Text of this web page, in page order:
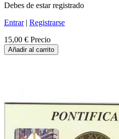
Debes de estar registrado
Entrar| Registrarse
15,00 € Precio
Añadir al carrito